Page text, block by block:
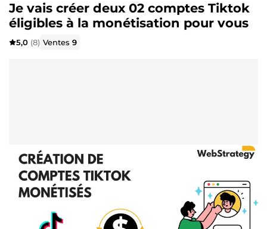
Je vais créer deux 02 comptes Tiktok
éligibles à la monétisation pour vous
5,0 (8) Ventes9